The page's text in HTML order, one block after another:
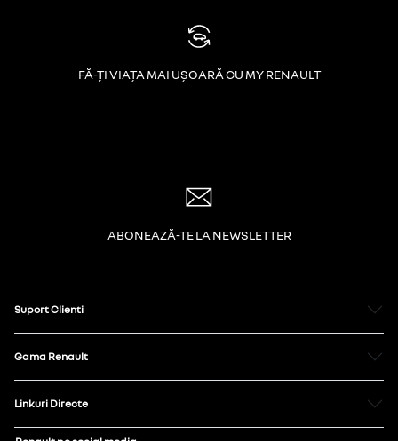
FĂ-ȚI VIAȚA MAI UȘOARĂ CU MY RENAULT
ABONEAZĂ-TE LA NEWSLETTER
Suport Clienti
Gama Renault
Linkuri Directe